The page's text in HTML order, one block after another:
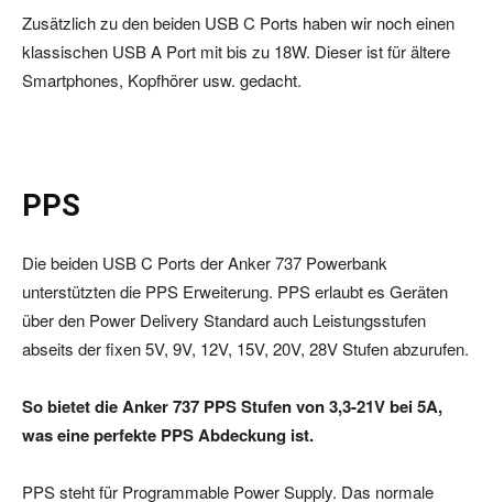
Zusätzlich zu den beiden USB C Ports haben wir noch einen
klassischen USB A Port mit bis zu 18W. Dieser ist für ältere
Smartphones, Kopfhörer usw. gedacht.
PPS
Die beiden USB C Ports der Anker 737 Powerbank
unterstützten die PPS Erweiterung. PPS erlaubt es Geräten
über den Power Delivery Standard auch Leistungsstufen
abseits der fixen 5V, 9V, 12V, 15V, 20V, 28V Stufen abzurufen.
So bietet die Anker 737 PPS Stufen von 3,3-21V bei 5A,
was eine perfekte PPS Abdeckung ist.
PPS steht für Programmable Power Supply. Das normale